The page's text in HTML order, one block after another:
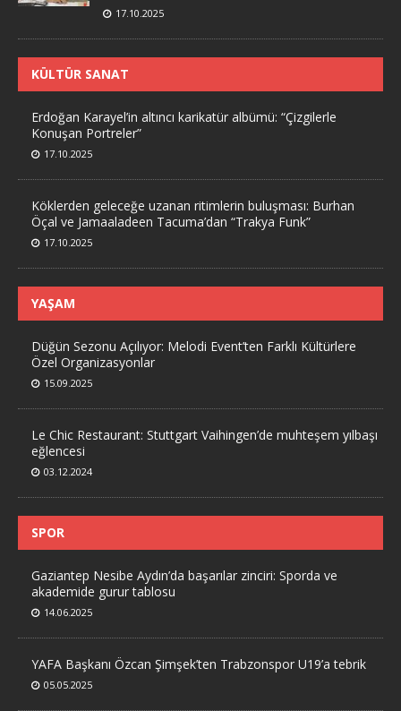
17.10.2025
KÜLTÜR SANAT
Erdoğan Karayel’in altıncı karikatür albümü: “Çizgilerle
Konuşan Portreler”
17.10.2025
Köklerden geleceğe uzanan ritimlerin buluşması: Burhan
Öçal ve Jamaaladeen Tacuma’dan “Trakya Funk”
17.10.2025
YAŞAM
Düğün Sezonu Açılıyor: Melodi Event’ten Farklı Kültürlere
Özel Organizasyonlar
15.09.2025
Le Chic Restaurant: Stuttgart Vaihingen’de muhteşem yılbaşı
eğlencesi
03.12.2024
SPOR
Gaziantep Nesibe Aydın’da başarılar zinciri: Sporda ve
akademide gurur tablosu
14.06.2025
YAFA Başkanı Özcan Şimşek’ten Trabzonspor U19’a tebrik
05.05.2025